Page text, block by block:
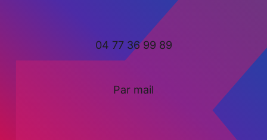
04 77 36 99 89
Par mail